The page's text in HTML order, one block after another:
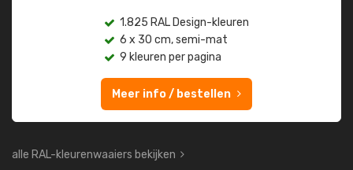
1.825 RAL Design-kleuren
6 x 30 cm, semi-mat
9 kleuren per pagina
Meer info / bestellen
alle RAL-kleurenwaaiers bekijken